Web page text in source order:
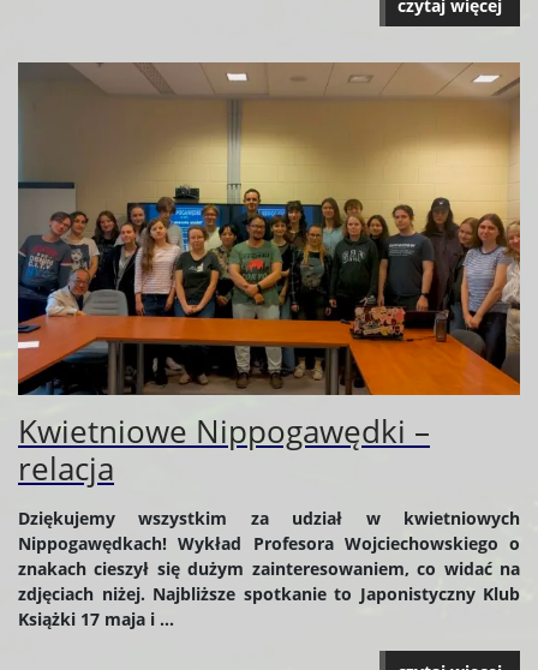
czytaj więcej
Kwietniowe Nippogawędki –
relacja
Dziękujemy wszystkim za udział w kwietniowych
Nippogawędkach! Wykład Profesora Wojciechowskiego o
znakach cieszył się dużym zainteresowaniem, co widać na
zdjęciach niżej. Najbliższe spotkanie to Japonistyczny Klub
Książki 17 maja i ...